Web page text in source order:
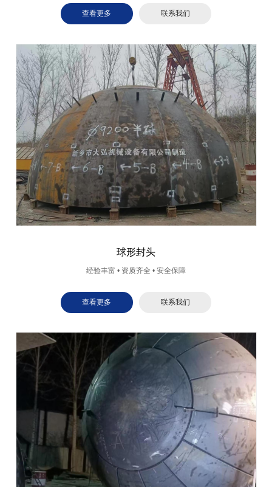
查看更多 联系我们
球形封头
经验丰富 • 资质齐全 • 安全保障
查看更多 联系我们